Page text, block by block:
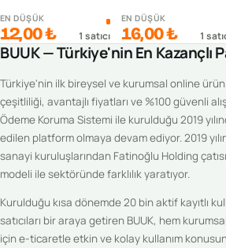
EN DÜŞÜK
12,00 ₺ 1 satıcı
EN DÜŞÜK
16,00 ₺ 1
BUUK — Türkiye'nin En Kazançlı
Türkiye'nin ilk bireysel ve kurumsal online
çeşitliliği, avantajlı fiyatları ve %100 güvenli
Ödeme Koruma Sistemi ile kurulduğu 2019
edilen platform olmaya devam ediyor. 2019
sanayi kuruluşlarından Fatinoğlu Holding
modeli ile sektöründe farklılık yaratıyor.
Kurulduğu kısa dönemde 20 bin aktif kayıtlı
satıcıları bir araya getiren BUUK, hem
için e-ticaretle etkin ve kolay kullanım